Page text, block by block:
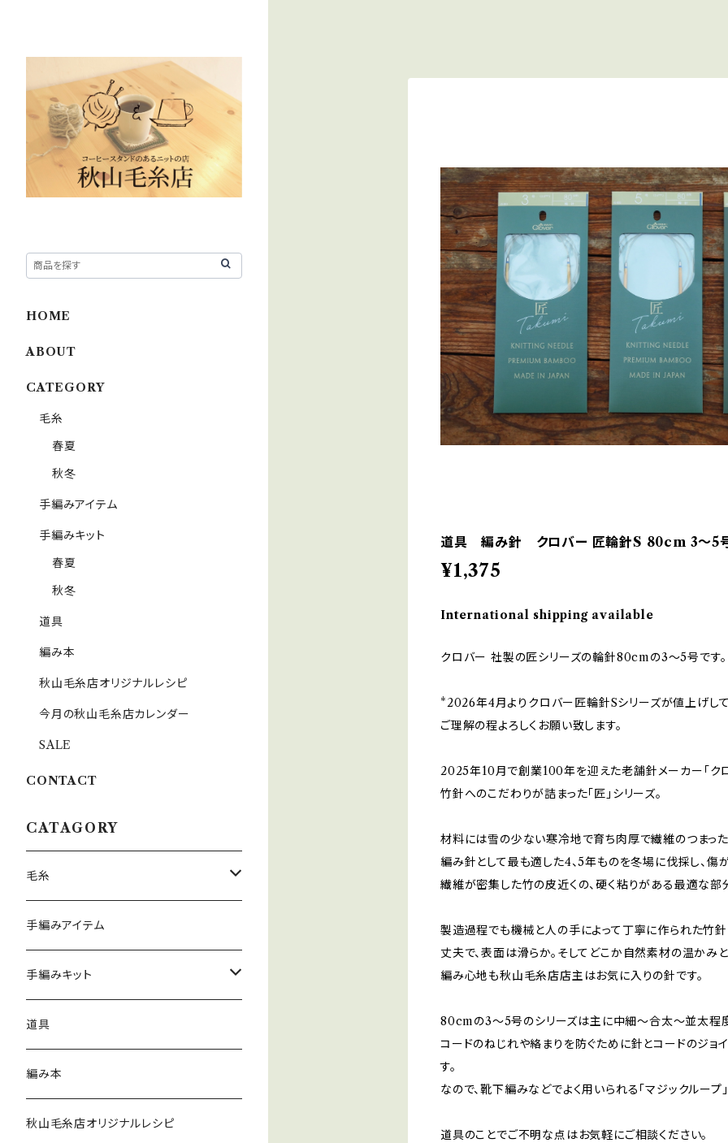
道具 編み針 クロバー 匠輪針S 80cm 3〜5
¥1,375
International shipping available
クロバー 社製の匠シリーズの輪針80cmの3〜5号です。
*2026年4月よりクロバー匠輪針Sシリーズが値上げして
ご理解の程よろしくお願い致します。
2025年10月で創業100年を迎えた老舗針メーカー「ク
竹針へのこだわりが詰まった「匠」シリーズ。
材料には雪の少ない寒冷地で育ち肉厚で繊維のつまっ
編み針として最も適した4、5年ものを冬場に伐採し、
繊維が密集した竹の皮近くの、硬く粘りがある最適な部
製造過程でも機械と人の手によって丁寧に作られた竹
丈夫で、表面は滑らか。そしてどこか自然素材の温かみ
編み心地も秋山毛糸店店主はお気に入りの針です。
80cmの3〜5号のシリーズは主に中細〜合太〜並太程
コードのねじれや絡まりを防ぐために針とコードのジョ
す。
なので、靴下編みなどでよく用いられる「マジックループ
道具のことでご不明な点はお気軽にご相談ください。
HOME
ABOUT
CATEGORY
毛糸
春夏
秋冬
手編みアイテム
手編みキット
春夏
秋冬
道具
編み本
秋山毛糸店オリジナルレシピ
今月の秋山毛糸店カレンダー
SALE
CONTACT
CATAGORY
毛糸
春夏
秋冬
手編みアイテム
手編みキット
春夏
秋冬
道具
編み本
秋山毛糸店オリジナルレシピ